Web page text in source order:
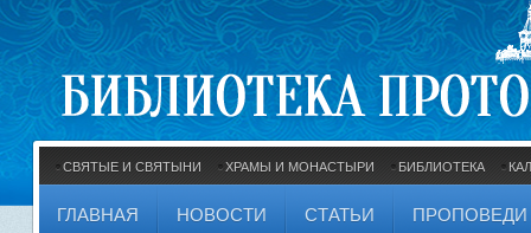
СВЯТЫЕ И СВЯТЫНИ ХРАМЫ И МОНАСТЫРИ БИБЛИОТЕКА
ГЛАВНАЯ НОВОСТИ СТАТЬИ ПРОПОВЕДИ